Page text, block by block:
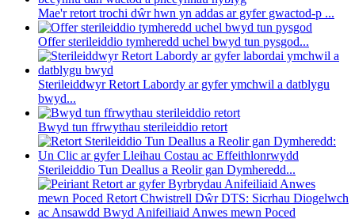
Mae'r retort trochi dŵr hwn yn addas ar gyfer gwactod-p ...
Offer sterileiddio tymheredd uchel bwyd tun pysgod...
Sterileiddwyr Retort Labordy ar gyfer ymchwil a datblygu
bwyd...
Bwyd tun ffrwythau sterileiddio retort
Sterileiddio Tun Deallus a Reolir gan Dymheredd...